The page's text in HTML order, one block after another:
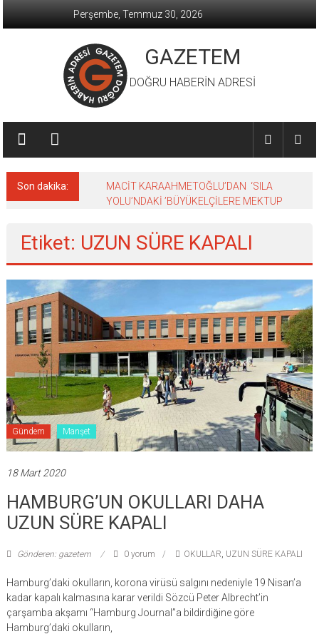
Perşembe, Temmuz 30, 2026
GAZETEM
DOĞRU HABERİN ADRESİ
Son dakika:
MACİT KARAAHMETOĞLU’DAN ‘SILA
YOLU’NDAKİ ’BÜYÜKELÇİLERE MEKTUP
Etiket: UZUN SÜRE KAPALI
Gündem Manşet
18 Mart 2020
HAMBURG’UN OKULLARI DAHA
UZUN SÜRE KAPALI
Gönderen: gazetem 0 yorum OKULLAR, UZUN SÜRE KAPALI
Hamburg’daki okulların, korona virüsü salgını nedeniyle 19 Nisan’a
kadar kapalı kalmasına karar verildi Sözcü Peter Albrecht’in
çarşamba akşamı “Hamburg Journal”a bildirdiğine göre
Hamburg’daki okulların,